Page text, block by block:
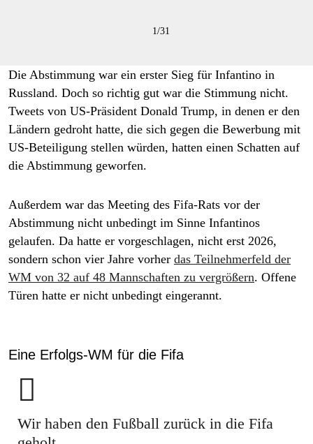
1/31
Die Abstimmung war ein erster Sieg für Infantino in
Russland. Doch so richtig gut war die Stimmung nicht.
Tweets von US-Präsident Donald Trump, in denen er den
Ländern gedroht hatte, die sich gegen die Bewerbung mit
US-Beteiligung stellen würden, hatten einen Schatten auf
die Abstimmung geworfen.
Außerdem war das Meeting des Fifa-Rats vor der
Abstimmung nicht unbedingt im Sinne Infantinos
gelaufen. Da hatte er vorgeschlagen, nicht erst 2026,
sondern schon vier Jahre vorher das Teilnehmerfeld der
WM von 32 auf 48 Mannschaften zu vergrößern. Offene
Türen hatte er nicht unbedingt eingerannt.
Eine Erfolgs-WM für die Fifa

Wir haben den Fußball zurück in die Fifa